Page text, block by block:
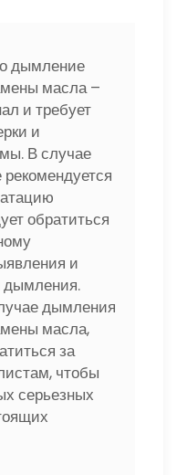
дымление
масла –
и требует
и
В случае
обратиться
и
дымления.
дымления
масла,
за
чтобы
серьезных